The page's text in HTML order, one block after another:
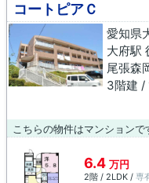
コートピアＣ
愛知県
大府駅
尾張森
3階建 /
6.4 万円
2階 / 2LDK / 専